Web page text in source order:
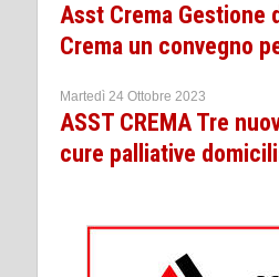
Asst Crema Gestione
Crema un convegno
Martedì 24 Ottobre 2023
ASST CREMA Tre
cure palliative